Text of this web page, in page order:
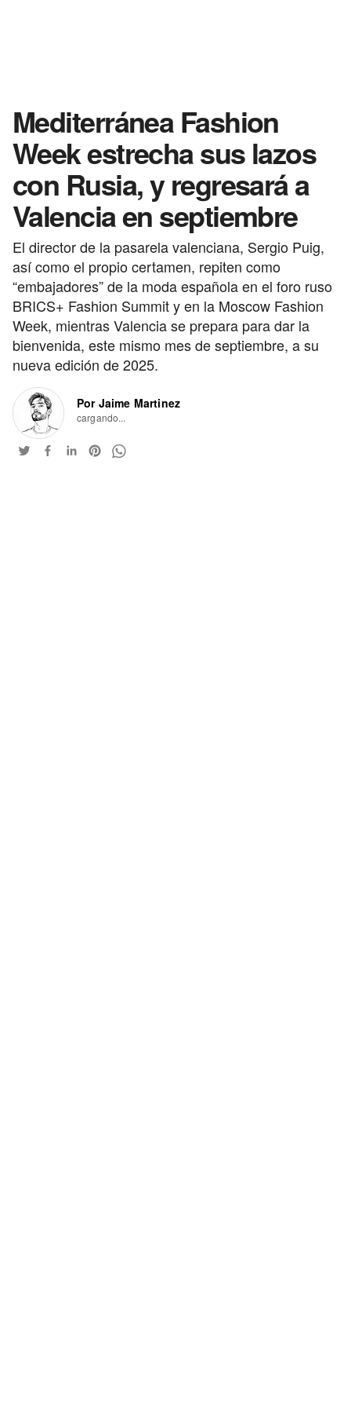
Mediterránea Fashion
Week estrecha sus lazos
con Rusia, y regresará a
Valencia en septiembre
El director de la pasarela valenciana, Sergio Puig,
así como el propio certamen, repiten como
“embajadores” de la moda española en el foro ruso
BRICS+ Fashion Summit y en la Moscow Fashion
Week, mientras Valencia se prepara para dar la
bienvenida, este mismo mes de septiembre, a su
nueva edición de 2025.
Por Jaime Martinez
cargando...